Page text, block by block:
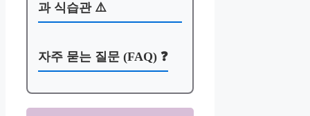
과 식습관 ⚠️
자주 묻는 질문 (FAQ) ❓